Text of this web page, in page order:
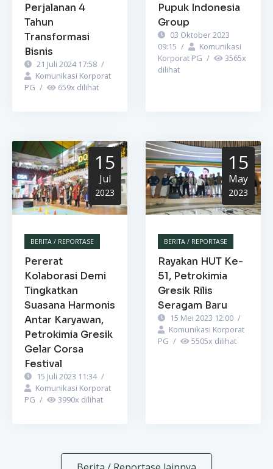
Perjalanan 4
Tahun
Transformasi
Bisnis
21 Juli 2024 17:58 /
Komunikasi Korporat
PG / 659x dilihat
Pupuk Indonesia
Group
03 Oktober 2023
09:15 /
Komunikasi
Korporat PG / 3565x
dilihat
15
Jul
2023
BERITA / REPORTASE
Pererat
Kolaborasi Demi
Tingkatkan
Suasana Harmonis
Antar Karyawan,
Petrokimia Gresik
Gelar Corsa
Festival
15 Juli 2023 11:34 /
Komunikasi Korporat
PG / 3990x dilihat
15
May
2023
BERITA / REPORTASE
Rayakan HUT Ke-
51, Petrokimia
Gresik Rilis
Seragam Baru
15 Mei 2023 12:00 /
Komunikasi Korporat
PG / 5505x dilihat